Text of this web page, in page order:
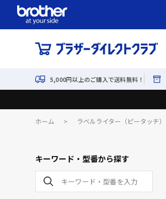
5,000円以上のご購入で送料無料！
ホーム > ラベルライター（ピータッチ）
キーワード・型番から探す